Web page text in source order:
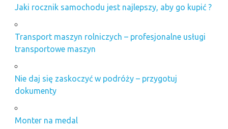
Jaki rocznik samochodu jest najlepszy, aby go kupić ?
Transport maszyn rolniczych – profesjonalne usługi
transportowe maszyn
Nie daj się zaskoczyć w podróży – przygotuj
dokumenty
Monter na medal